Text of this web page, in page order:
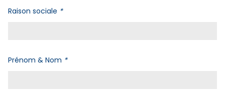
Raison sociale *
Prénom & Nom *